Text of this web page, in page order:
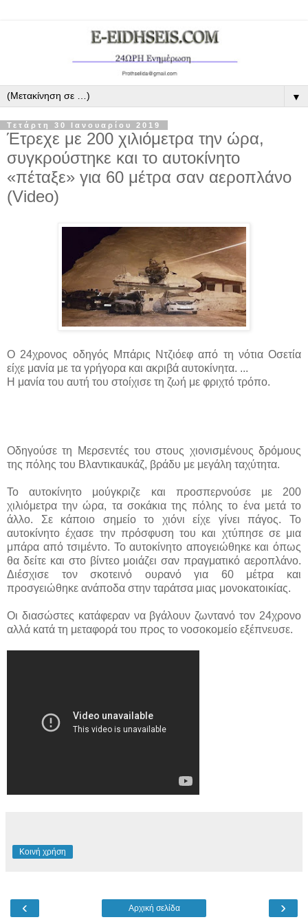
▼
Τετάρτη 30 Ιανουαρίου 2019
Έτρεχε με 200 χιλιόμετρα την ώρα,
συγκρούστηκε και το αυτοκίνητο
«πέταξε» για 60 μέτρα σαν αεροπλάνο
(Video)
Ο 24χρονος οδηγός Μπάρις Ντζιόεφ από τη νότια Οσετία
είχε μανία με τα γρήγορα και ακριβά αυτοκίνητα. ...
Η μανία του αυτή του στοίχισε τη ζωή με φριχτό τρόπο.
Οδηγούσε τη Μερσεντές του στους χιονισμένους δρόμους
της πόλης του Βλαντικαυκάζ, βράδυ με μεγάλη ταχύτητα.
Το αυτοκίνητο μούγκριζε και προσπερνούσε με 200
χιλιόμετρα την ώρα, τα σοκάκια της πόλης το ένα μετά το
άλλο. Σε κάποιο σημείο το χιόνι είχε γίνει πάγος. Το
αυτοκίνητο έχασε την πρόσφυση του και χτύπησε σε μια
μπάρα από τσιμέντο. Το αυτοκίνητο απογειώθηκε και όπως
θα δείτε και στο βίντεο μοιάζει σαν πραγματικό αεροπλάνο.
Διέσχισε τον σκοτεινό ουρανό για 60 μέτρα και
προσγειώθηκε ανάποδα στην ταράτσα μιας μονοκατοικίας.
Οι διασώστες κατάφεραν να βγάλουν ζωντανό τον 24χρονο
αλλά κατά τη μεταφορά του προς το νοσοκομείο εξέπνευσε.
Κοινή χρήση
‹ ›
Αρχική σελίδα